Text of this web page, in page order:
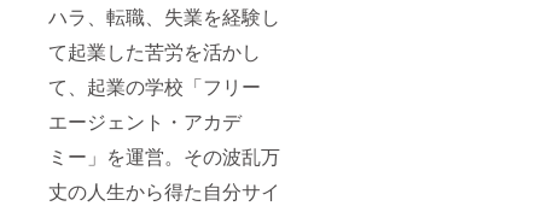
ハラ、転職、失業を経験し
て起業した苦労を活かし
て、起業の学校「フリー
エージェント・アカデ
ミー」を運営。その波乱万
丈の人生から得た自分サイ